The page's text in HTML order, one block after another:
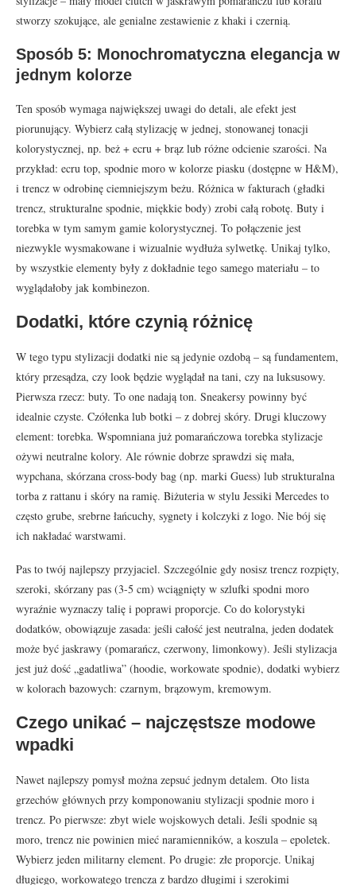
stworzy szokujące, ale genialne zestawienie z khaki i czernią.
Sposób 5: Monochromatyczna elegancja w
jednym kolorze
Ten sposób wymaga największej uwagi do detali, ale efekt jest
piorunujący. Wybierz całą stylizację w jednej, stonowanej tonacji
kolorystycznej, np. beż + ecru + brąz lub różne odcienie szarości. Na
przykład: ecru top, spodnie moro w kolorze piasku (dostępne w H&M),
i trencz w odrobinę ciemniejszym beżu. Różnica w fakturach (gładki
trencz, strukturalne spodnie, miękkie body) zrobi całą robotę. Buty i
torebka w tym samym gamie kolorystycznej. To połączenie jest
niezwykle wysmakowane i wizualnie wydłuża sylwetkę. Unikaj tylko,
by wszystkie elementy były z dokładnie tego samego materiału – to
wyglądałoby jak kombinezon.
Dodatki, które czynią różnicę
W tego typu stylizacji dodatki nie są jedynie ozdobą – są fundamentem,
który przesądza, czy look będzie wyglądał na tani, czy na luksusowy.
Pierwsza rzecz: buty. To one nadają ton. Sneakersy powinny być
idealnie czyste. Czółenka lub botki – z dobrej skóry. Drugi kluczowy
element: torebka. Wspomniana już pomarańczowa torebka stylizacje
ożywi neutralne kolory. Ale równie dobrze sprawdzi się mała,
wypchana, skórzana cross-body bag (np. marki Guess) lub strukturalna
torba z rattanu i skóry na ramię. Biżuteria w stylu Jessiki Mercedes to
często grube, srebrne łańcuchy, sygnety i kolczyki z logo. Nie bój się
ich nakładać warstwami.
Pas to twój najlepszy przyjaciel. Szczególnie gdy nosisz trencz rozpięty,
szeroki, skórzany pas (3-5 cm) wciągnięty w szlufki spodni moro
wyraźnie wyznaczy talię i poprawi proporcje. Co do kolorystyki
dodatków, obowiązuje zasada: jeśli całość jest neutralna, jeden dodatek
może być jaskrawy (pomarańcz, czerwony, limonkowy). Jeśli stylizacja
jest już dość „gadatliwa” (hoodie, workowate spodnie), dodatki wybierz
w kolorach bazowych: czarnym, brązowym, kremowym.
Czego unikać – najczęstsze modowe
wpadki
Nawet najlepszy pomysł można zepsuć jednym detalem. Oto lista
grzechów głównych przy komponowaniu stylizacji spodnie moro i
trencz. Po pierwsze: zbyt wiele wojskowych detali. Jeśli spodnie są
moro, trencz nie powinien mieć naramienników, a koszula – epoletek.
Wybierz jeden militarny element. Po drugie: złe proporcje. Unikaj
długiego, workowatego trencza z bardzo długimi i szerokimi